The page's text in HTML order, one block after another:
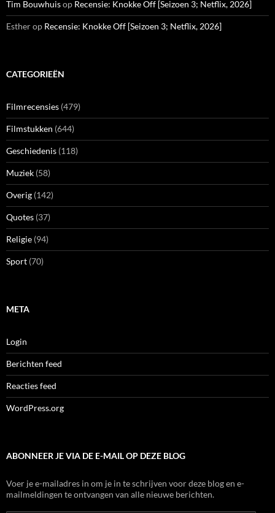
Tim Bouwhuisop Recensie: Knokke Off [Seizoen 3; Netflix, 2026]
Estherop Recensie: Knokke Off [Seizoen 3; Netflix, 2026]
CATEGORIEËN
Filmrecensies (479)
Filmstukken (644)
Geschiedenis (118)
Muziek (58)
Overig (142)
Quotes (37)
Religie (94)
Sport (70)
META
Login
Berichten feed
Reacties feed
WordPress.org
ABONNEER JE VIA DE E-MAIL OP DEZE BLOG
Voer je e-mailadres in om je in te schrijven voor deze blog en e-
mailmeldingen te ontvangen van alle nieuwe berichten.